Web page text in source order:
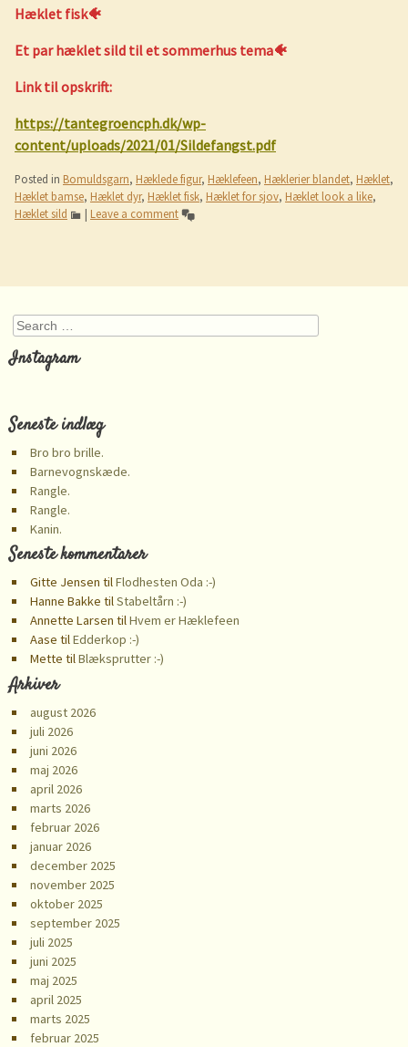
Hæklet fisk🐠
Et par hæklet sild til et sommerhus tema🐠
Link til opskrift:
https://tantegroencph.dk/wp-
content/uploads/2021/01/Sildefangst.pdf
Posted in Bomuldsgarn, Hæklede figur, Hæklefeen, Hæklerier blandet, Hæklet,
Hæklet bamse, Hæklet dyr, Hæklet fisk, Hæklet for sjov, Hæklet look a like,
Hæklet sild
| Leave a comment
Post navigation
Search
Instagram
Seneste indlæg
Bro bro brille.
Barnevognskæde.
Rangle.
Rangle.
Kanin.
Seneste kommentarer
Gitte Jensen tilFlodhesten Oda :-)
Hanne Bakke tilStabeltårn :-)
Annette Larsen tilHvem er Hæklefeen
Aase tilEdderkop :-)
Mette tilBlæksprutter :-)
Arkiver
august 2026
juli 2026
juni 2026
maj 2026
april 2026
marts 2026
februar 2026
januar 2026
december 2025
november 2025
oktober 2025
september 2025
juli 2025
juni 2025
maj 2025
april 2025
marts 2025
februar 2025